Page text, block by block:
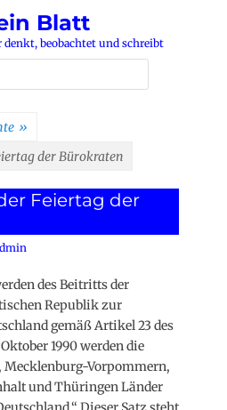
Blatt
beobachtet und schreibt
»
der Bürokraten
Feiertag der
des Beitritts der
Republik zur
gemäß Artikel 23 des
1990 werden die
Mecklenburg-Vorpommern,
und Thüringen Länder